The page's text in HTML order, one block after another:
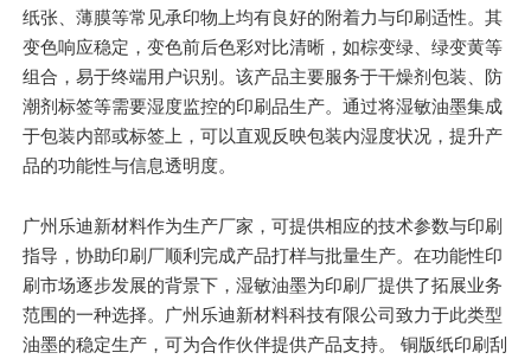
纸张、薄膜等常见承印物上均有良好的附着力与印刷适性。其
变色响应稳定，变色前后色彩对比清晰，如棕变绿、绿变黄等
组合，易于终端用户识别。该产品主要服务于干燥剂包装、防
潮剂标签等需要湿度监控的印刷品生产。通过将湿敏油墨集成
于包装内部或标签上，可以直观反映包装内湿度状况，提升产
品的功能性与信息透明度。
广州乐迪新材料作为生产厂家，可提供相应的技术参数与印刷
指导，协助印刷厂顺利完成产品打样与批量生产。在功能性印
刷市场逐步发展的背景下，湿敏油墨为印刷厂提供了拓展业务
范围的一种选择。广州乐迪新材料科技有限公司致力于此类型
油墨的稳定生产，可为合作伙伴提供产品支持。 铜版纸印刷刮